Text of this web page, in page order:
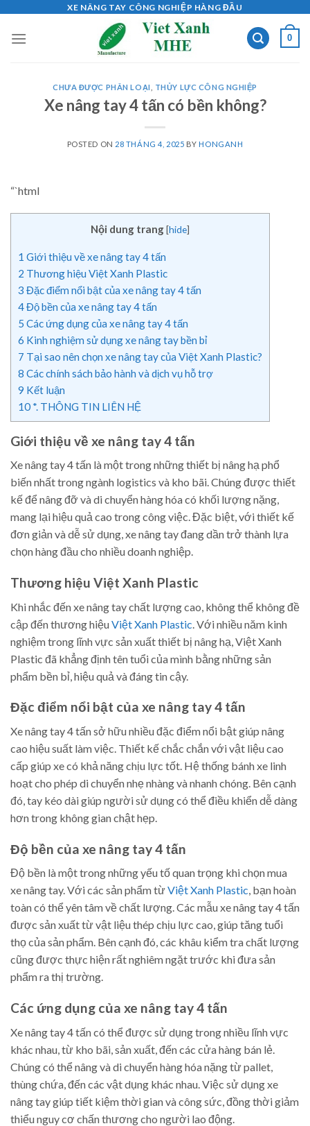
content
XE NÂNG TAY CÔNG NGHIỆP HÀNG ĐẦU
0
CHƯA ĐƯỢC PHÂN LOẠI THỦY LỰC CÔNG NGHIỆP
Xe nâng tay 4 tấn có bền không?
POSTED ON 28 THÁNG 4, 2025 BYHONGANH
“`html
Nội dung trang[hide]
1 Giới thiệu về xe nâng tay 4 tấn
2 Thương hiệu Việt Xanh Plastic
3 Đặc điểm nổi bật của xe nâng tay 4 tấn
4Độ bền của xe nâng tay 4 tấn
5 Các ứng dụng của xe nâng tay 4 tấn
6 Kinh nghiệm sử dụng xe nâng tay bền bỉ
7 Tại sao nên chọn xe nâng tay của Việt Xanh Plastic?
8 Các chính sách bảo hành và dịch vụ hỗ trợ
9 Kết luận
10 *. THÔNG TIN LIÊN HỆ
Giới thiệu về xe nâng tay 4 tấn
Xe nâng tay 4 tấn là một trong những thiết bị nâng hạ phổ
biến nhất trong ngành logistics và kho bãi. Chúng được thiết
kế để nâng đỡ và di chuyển hàng hóa có khối lượng nặng,
mang lại hiệu quả cao trong công việc. Đặc biệt, với thiết kế
đơn giản và dễ sử dụng, xe nâng tay đang dần trở thành lựa
chọn hàng đầu cho nhiều doanh nghiệp.
Thương hiệu Việt Xanh Plastic
Khi nhắc đến xe nâng tay chất lượng cao, không thể không đề
cập đến thương hiệuViệt Xanh Plastic . Với nhiều năm kinh
nghiệm trong lĩnh vực sản xuất thiết bị nâng hạ, Việt Xanh
Plastic đã khẳng định tên tuổi của mình bằng những sản
phẩm bền bỉ, hiệu quả và đáng tin cậy.
Đặc điểm nổi bật của xe nâng tay 4 tấn
Xe nâng tay 4 tấn sở hữu nhiều đặc điểm nổi bật giúp nâng
cao hiệu suất làm việc. Thiết kế chắc chắn với vật liệu cao
cấp giúp xe có khả năng chịu lực tốt. Hệ thống bánh xe linh
hoạt cho phép di chuyển nhẹ nhàng và nhanh chóng. Bên cạnh
đó, tay kéo dài giúp người sử dụng có thể điều khiển dễ dàng
hơn trong không gian chật hẹp.
Độ bền của xe nâng tay 4 tấn
Độ bền là một trong những yếu tố quan trọng khi chọn mua
xe nâng tay. Với các sản phẩm từViệt Xanh Plastic, bạn hoàn
toàn có thể yên tâm về chất lượng. Các mẫu xe nâng tay 4 tấn
được sản xuất từ vật liệu thép chịu lực cao, giúp tăng tuổi
thọ của sản phẩm. Bên cạnh đó, các khâu kiểm tra chất lượng
cũng được thực hiện rất nghiêm ngặt trước khi đưa sản
phẩm ra thị trường.
Các ứng dụng của xe nâng tay 4 tấn
Xe nâng tay 4 tấn có thể được sử dụng trong nhiều lĩnh vực
khác nhau, từ kho bãi, sản xuất, đến các cửa hàng bán lẻ.
Chúng có thể nâng và di chuyển hàng hóa nặng từ pallet,
thùng chứa, đến các vật dụng khác nhau. Việc sử dụng xe
nâng tay giúp tiết kiệm thời gian và công sức, đồng thời giảm
thiểu nguy cơ chấn thương cho người lao động.